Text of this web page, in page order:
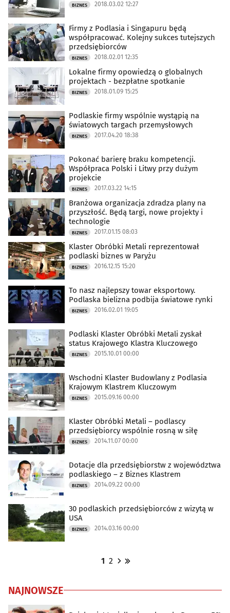
BIZNES 2018.03.02 12:27
Firmy z Podlasia i Singapuru będą
współpracować. Kolejny sukces tutejszych
przedsiębiorców
BIZNES 2018.02.01 12:35
Lokalne firmy opowiedzą o globalnych
projektach - bezpłatne spotkanie
BIZNES 2018.01.09 15:25
Podlaskie firmy wspólnie wystąpią na
światowych targach przemysłowych
BIZNES 2017.04.20 18:38
Pokonać barierę braku kompetencji.
Współpraca Polski i Litwy przy dużym
projekcie
BIZNES 2017.03.22 14:15
Branżowa organizacja zdradza plany na
przyszłość. Będą targi, nowe projekty i
technologie
BIZNES 2017.01.15 08:03
Klaster Obróbki Metali reprezentował
podlaski biznes w Paryżu
BIZNES 2016.12.15 15:20
To nasz najlepszy towar eksportowy.
Podlaska bielizna podbija światowe rynki
BIZNES 2016.02.01 19:05
Podlaski Klaster Obróbki Metali zyskał
status Krajowego Klastra Kluczowego
BIZNES 2015.10.01 00:00
Wschodni Klaster Budowlany z Podlasia
Krajowym Klastrem Kluczowym
BIZNES 2015.09.16 00:00
Klaster Obróbki Metali – podlascy
przedsiębiorcy wspólnie rosną w siłę
BIZNES 2014.11.07 00:00
Dotacje dla przedsiębiorstw z województwa
podlaskiego – z Biznes Klastrem
BIZNES 2014.09.22 00:00
30 podlaskich przedsiębiorców z wizytą w
USA
BIZNES 2014.03.16 00:00
1 2
NAJNOWSZE